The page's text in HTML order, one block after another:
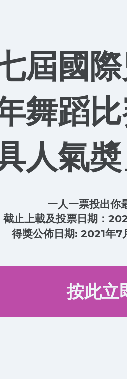
屆國
舞蹈
人氣
一人一票投出你
截止上載及投票日期：
得獎公佈日期: 2021年
按此立